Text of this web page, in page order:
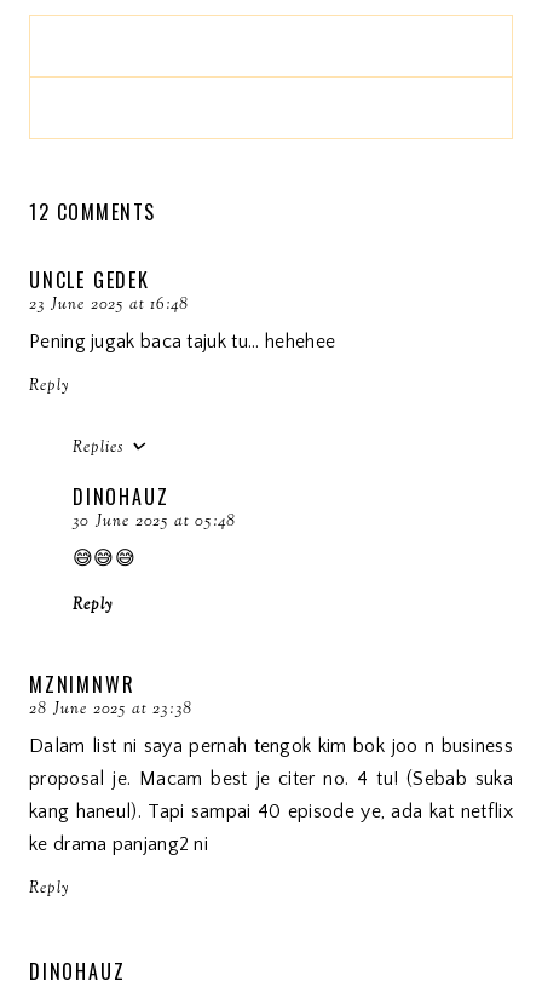
12 COMMENTS
UNCLE GEDEK
23 June 2025 at 16:48
Pening jugak baca tajuk tu... hehehee
Reply
Replies
DINOHAUZ
30 June 2025 at 05:48
😅😅😅
Reply
MZNIMNWR
28 June 2025 at 23:38
Dalam list ni saya pernah tengok kim bok joo n business
proposal je. Macam best je citer no. 4 tu! (Sebab suka
kang haneul). Tapi sampai 40 episode ye, ada kat netflix
ke drama panjang2 ni
Reply
DINOHAUZ